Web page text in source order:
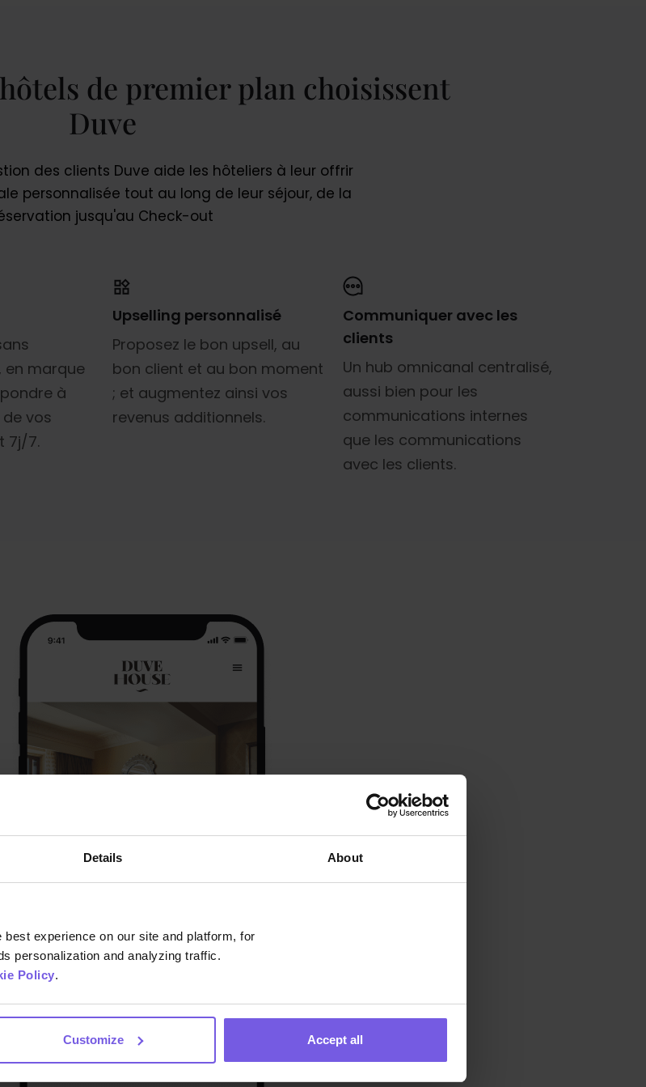
Details About
experience on our site and platform, for
personalization and analyzing traffic.
Policy.
Customize Accept all
de premier plan choisissent
Duve
des clients Duve aide les hôteliers à leur offrir
personnalisée tout au long de leur séjour, de la
jusqu'au Check-out
en marque
à
vos
7j/7.
Upselling personnalisé
Proposez le bon upsell, au
bon client et au bon moment
; et augmentez ainsi vos
revenus additionnels.
Communiquer avec les
clients
Un hub omnicanal centralisé,
aussi bien pour les
communications internes
que les communications
avec les clients.